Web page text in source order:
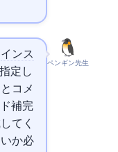
ペンギン先生
インス
定し
とコメ
ド補完
てく
か必